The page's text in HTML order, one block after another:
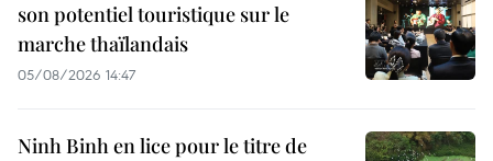
son potentiel touristique sur le
marche thaïlandais
05/08/2026 14:47
Ninh Binh en lice pour le titre de